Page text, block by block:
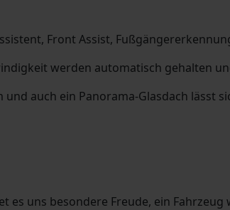
Front Assist,
werden automatisch gehalten
auch ein Panorama-Glasdach lässt
uns besondere Freude, ein Fahrzeug